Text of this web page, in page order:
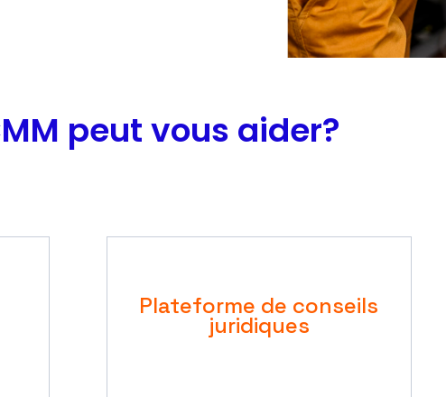
peut vous aider?
Plateforme de conseils
juridiques